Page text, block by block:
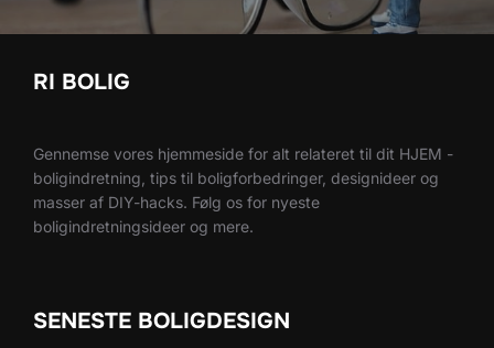
RI BOLIG
Gennemse vores hjemmeside for alt relateret til dit HJEM -
boligindretning, tips til boligforbedringer, designideer og
masser af DIY-hacks. Følg os for nyeste
boligindretningsideer og mere.
SENESTE BOLIGDESIGN